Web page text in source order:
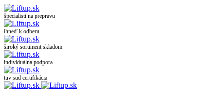
špecialisti na prepravu
ihneď k odberu
široký sortiment skladom
individuálna podpora
tüv süd certifikácia